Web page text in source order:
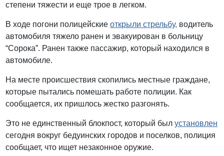
степени тяжести и еще трое в легком.
В ходе погони полицейскиеоткрыли стрельбу, водитель
автомобиля тяжело ранен и эвакуирован в больницу
“Сорока”. Ранен также пассажир, который находился в
автомобиле.
На месте происшествия скопились местные граждане,
которые пытались помешать работе полиции. Как
сообщается, их пришлось жестко разгонять.
Это не единственный блокпост, который былустановлен
сегодня вокруг бедуинских городов и поселков, полиция
сообщает, что ищет незаконное оружие.